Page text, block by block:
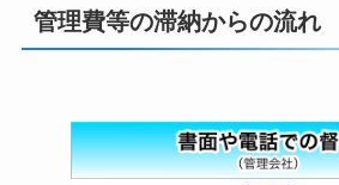
管理費等の滞納からの流れ